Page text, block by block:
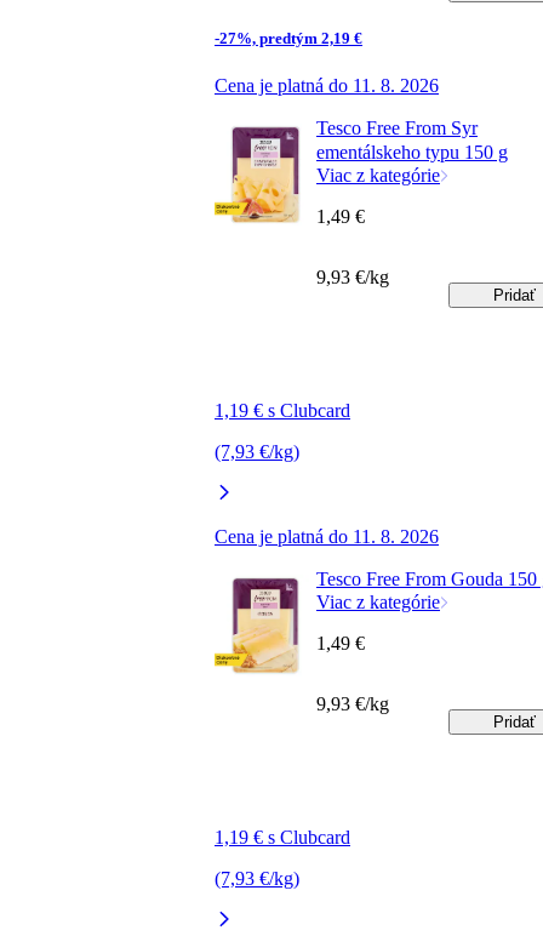
-27%, predtým 2,19 €
Cena je platná do 11. 8. 2026
Tesco Free From Syr
ementálskeho typu 150 g
Viac z kategórie
1,19 € s Clubcard
(7,93 €/kg)
Cena je platná do 11. 8. 2026
1,49 €
9,93 €/kg
Pridať
Tesco Free From Gouda 150
Viac z kategórie
1,19 € s Clubcard
(7,93 €/kg)
1,49 €
9,93 €/kg
Pridať